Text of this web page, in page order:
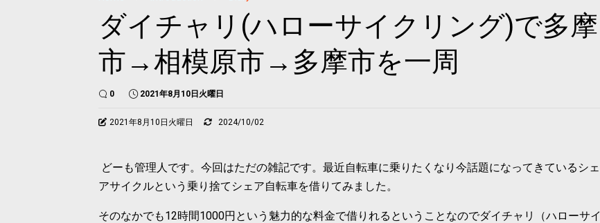
ダイチャリ(ハローサイクリング)で多摩
市→相模原市→多摩市を一周
0 2021年8月10日火曜日
2021年8月10日火曜日 2024/10/02
どーも管理人です。今回はただの雑記です。最近自転車に乗りたくなり今話題になってきているシェ
アサイクルという乗り捨てシェア自転車を借りてみました。
そのなかでも12時間1000円という魅力的な料金で借りれるということなのでダイチャリ（ハローサイ